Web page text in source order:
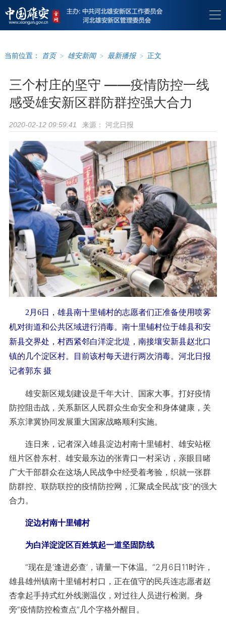
当前位置： 首页 > 雄安新闻 > 最新播报 > 正文
三个村庄的坚守 ——疫情防控一线
感受雄安新区群防群控强大合力
2020-02-12 09:59:41 来源： 河北日报
2月6日，雄县南十里铺村的志愿者们正准备使用喷雾
机对街道和公共区域进行消毒。南十里铺村位于雄县和安
新县交界处，村西紧邻白洋淀北堤，南接壤安新县赵北口
镇的几个淀区村。目前该村每天进行两次消毒。河北日报
记者郭东 摄
雄安新区规划建设是千年大计、国家大事。打好疫情
防控阻击战，关系新区人民群众生命安全和身体健康，关
系京津冀协同发展重大国家战略顺利实施。
连日来，记者深入雄县淀边村南十里铺村、雄安站枢
纽片区昝东村、雄安最东边的张青口一村采访，亲眼目睹
广大干部群众在这场人民战争中经受着考验，织就一张群
防群控、联防联控的疫情防控网，汇聚成全民战“疫”的强大
合力。
淀边村南十里铺村
为白洋淀淀区百姓筑起一道坚固防线
“现在是‘逢进必查’，请量一下体温。”2月6日11时许，
雄县雄州镇南十里铺村村口，正在值守的民兵连志愿者赵
杏拿起手持式红外线测温仪，对过往人员进行检测。身
旁“疫情防控检查点”几个字格外醒目。